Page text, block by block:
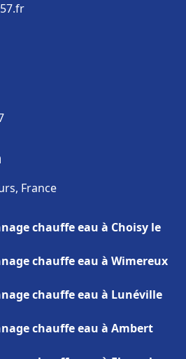
France
chauffe eau à Choisy le
chauffe eau à Wimereux
chauffe eau à Lunéville
chauffe eau à Ambert